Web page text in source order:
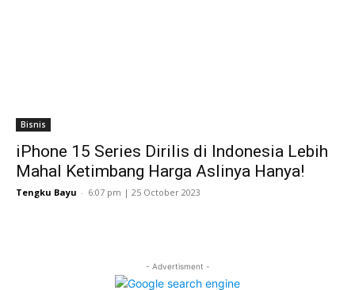
Bisnis
iPhone 15 Series Dirilis di Indonesia Lebih
Mahal Ketimbang Harga Aslinya Hanya!
Tengku Bayu - 6:07 pm | 25 October 2023
- Advertisment -